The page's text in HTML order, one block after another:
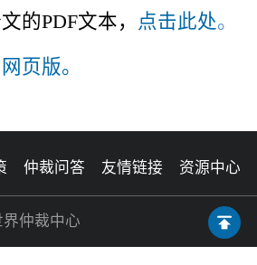
的PDF文本， 点击此处。
页版。
仲裁问答 友情链接 资源中心
仲裁中心